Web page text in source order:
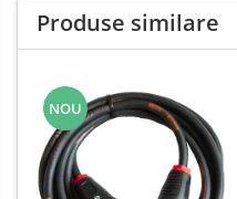
Produse similare
NOU